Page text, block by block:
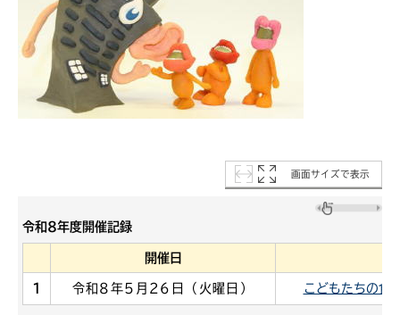
画面サイズで表示
令和8年度開催記録
開催日
1 令和8年5月26日（火曜日） こどもたちの食